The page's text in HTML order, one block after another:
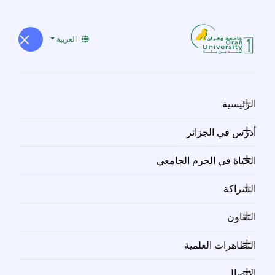
العربية
الرئيسية
أدرس في الجزائر
الحياة في الحرم الجامعي
الشراكة
التعاون
التظاهرات العلمية
نيــابــة مــديريــة الـــجامعـــة للعلاقات الخارجية و التعاون و